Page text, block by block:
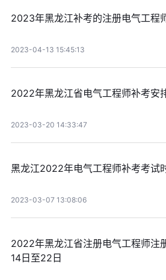
2023年黑龙江补考的注册电气工程
2023-04-13 15:45:13
2022年黑龙江省电气工程师补考安
2023-03-20 14:33:47
黑龙江2022年电气工程师补考考试
2023-03-07 13:08:06
2022年黑龙江省注册电气工程师注
14日至22日